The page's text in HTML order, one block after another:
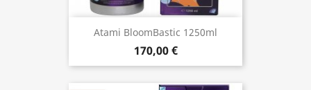
Atami BloomBastic 1250ml
170,00 €